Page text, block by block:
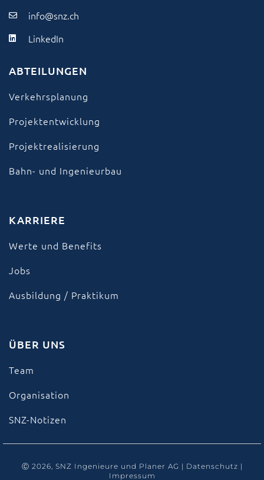
info@snz.ch
LinkedIn
ABTEILUNGEN
Verkehrsplanung
Projektentwicklung
Projektrealisierung
Bahn- und Ingenieurbau
KARRIERE
Werte und Benefits
Jobs
Ausbildung / Praktikum
ÜBER UNS
Team
Organisation
SNZ-Notizen
Ⓒ 2026, SNZ Ingenieure und Planer AG | Datenschutz |
Impressum